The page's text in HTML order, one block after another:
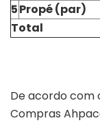
5Propé (par)
Total
De acordo com
Compras